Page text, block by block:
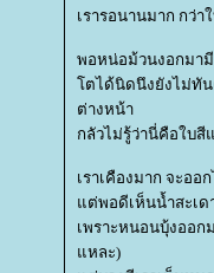
เรารอนานมาก กว่
พอหน่อม้วนงอกมา
ตได้นิดนึงยังไม่ทัน
ต่างหน้า
กลัวไม่รู้ว่านี่คือใบสี
เราเคืองมาก จะอ
ต่พอดีเห็นน้ำสะเด
เพราะหนอนบุ้งออก
หละ)